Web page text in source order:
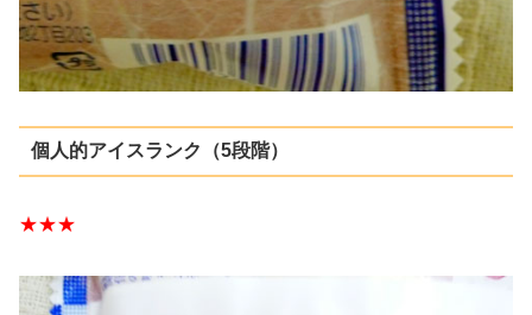
個人的アイスランク（5段階）
★★★